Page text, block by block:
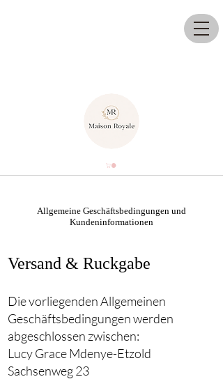
Allgemeine Geschäftsbedingungen und
Kundeninformationen
Versand & Ruckgabe
Die vorliegenden Allgemeinen
Geschäftsbedingungen werden
abgeschlossen zwischen:
Lucy Grace Mdenye-Etzold
Sachsenweg 23